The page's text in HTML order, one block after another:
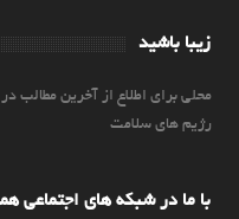
زیبا باشید
محلی برای اطلاع از آخرین مطالب
رژیم های سلامت
با ما در شبکه های اجتماعی